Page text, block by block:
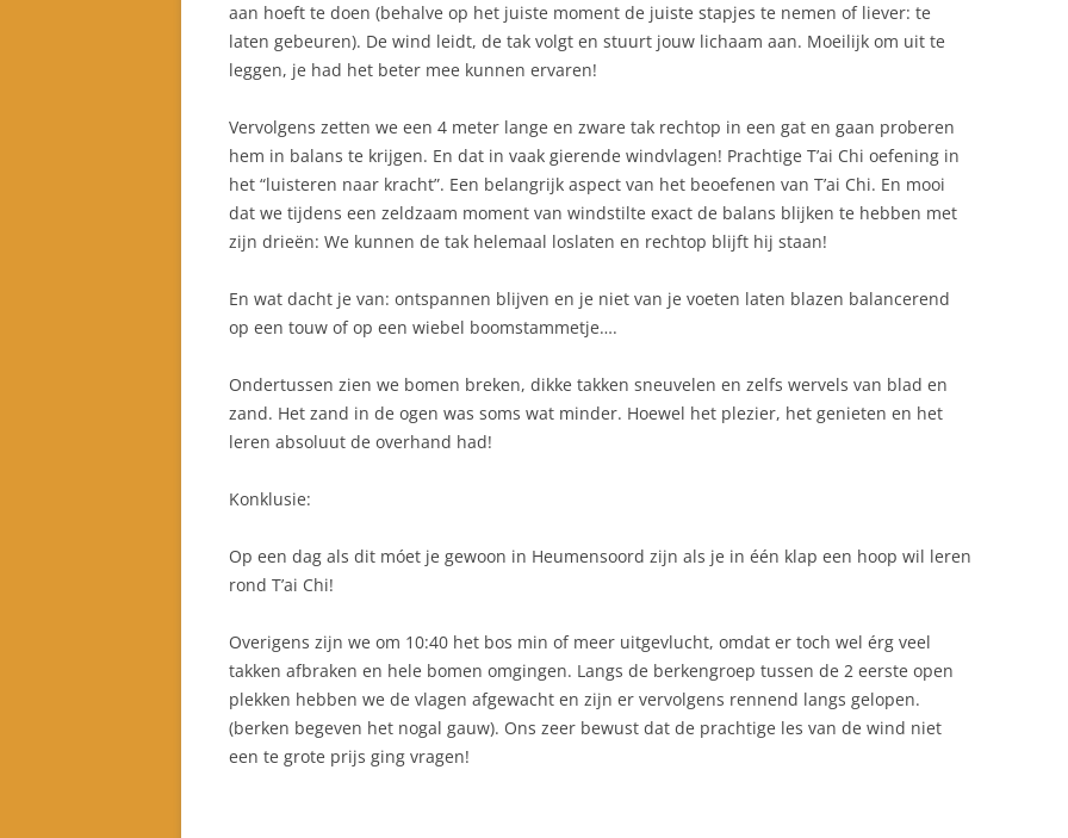
aan hoeft te doen (behalve op het juiste moment de juiste stapjes te nemen of liever: te
laten gebeuren). De wind leidt, de tak volgt en stuurt jouw lichaam aan. Moeilijk om uit te
leggen, je had het beter mee kunnen ervaren!
Vervolgens zetten we een 4 meter lange en zware tak rechtop in een gat en gaan proberen
hem in balans te krijgen. En dat in vaak gierende windvlagen! Prachtige T’ai Chi oefening in
het “luisteren naar kracht”. Een belangrijk aspect van het beoefenen van T’ai Chi. En mooi
dat we tijdens een zeldzaam moment van windstilte exact de balans blijken te hebben met
zijn drieën: We kunnen de tak helemaal loslaten en rechtop blijft hij staan!
En wat dacht je van: ontspannen blijven en je niet van je voeten laten blazen balancerend
op een touw of op een wiebel boomstammetje….
Ondertussen zien we bomen breken, dikke takken sneuvelen en zelfs wervels van blad en
zand. Het zand in de ogen was soms wat minder. Hoewel het plezier, het genieten en het
leren absoluut de overhand had!
Konklusie:
Op een dag als dit móet je gewoon in Heumensoord zijn als je in één klap een hoop wil leren
rond T’ai Chi!
Overigens zijn we om 10:40 het bos min of meer uitgevlucht, omdat er toch wel érg veel
takken afbraken en hele bomen omgingen. Langs de berkengroep tussen de 2 eerste open
plekken hebben we de vlagen afgewacht en zijn er vervolgens rennend langs gelopen.
(berken begeven het nogal gauw). Ons zeer bewust dat de prachtige les van de wind niet
een te grote prijs ging vragen!